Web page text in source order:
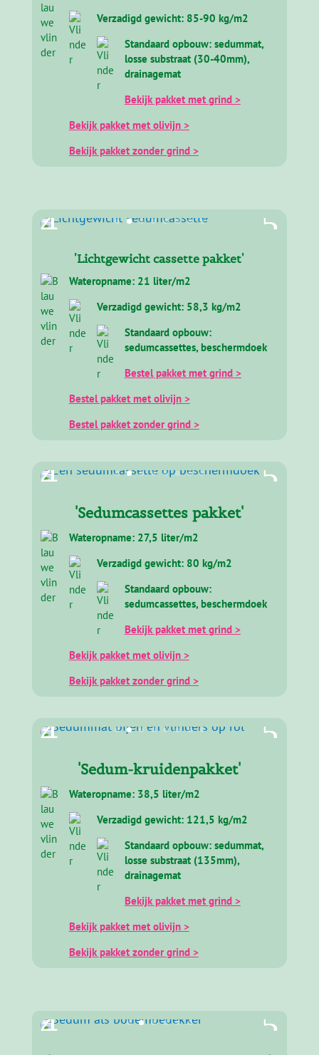
Verzadigd gewicht: 85-90 kg/m2
Standaard opbouw: sedummat,
losse substraat (30-40mm),
drainagemat
Bekijk pakket met grind >
Bekijk pakket met olivijn >
Bekijk pakket zonder grind >
'Lichtgewicht cassette pakket'
Wateropname: 21 liter/m2
Verzadigd gewicht: 58,3 kg/m2
Standaard opbouw:
sedumcassettes, beschermdoek
Bestel pakket met grind >
Bestel pakket met olivijn >
Bestel pakket zonder grind >
'Sedumcassettes pakket'
Wateropname: 27,5 liter/m2
Verzadigd gewicht: 80 kg/m2
Standaard opbouw:
sedumcassettes, beschermdoek
Bekijk pakket met grind >
Bekijk pakket met olivijn >
Bekijk pakket zonder grind >
'Sedum-kruidenpakket'
Wateropname: 38,5 liter/m2
Verzadigd gewicht: 121,5 kg/m2
Standaard opbouw: sedummat,
losse substraat (135mm),
drainagemat
Bekijk pakket met grind >
Bekijk pakket met olivijn >
Bekijk pakket zonder grind >